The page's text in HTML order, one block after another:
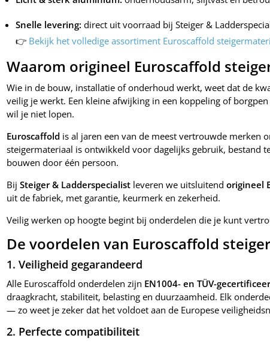
Snelle levering: direct uit voorraad bij Steiger &
👉 Bekijk het volledige assortiment Euroscaffold
Waarom origineel Euroscaffold
Wie in de bouw, installatie of onderhoud werkt, weet dat de
veilig je werkt. Een kleine afwijking in een koppeling of
wil je niet lopen.
Euroscaffold is al jaren een van de meest vertrouwde merken
steigermateriaal is ontwikkeld voor dagelijks gebruik, bestand
bouwen door één persoon.
BijSteiger & Ladderspecialist leveren we uitsluitendorigineel
uit de fabriek, met garantie, keurmerk en zekerheid.
Veilig werken op hoogte begint bij onderdelen die je kunt
De voordelen van Euroscaffold
1. Veiligheid gegarandeerd
Alle Euroscaffold onderdelen zijn EN1004- en TÜV-
draagkracht, stabiliteit, belasting en duurzaamheid. Elk
— zo weet je zeker dat het voldoet aan de Europese
2. Perfecte compatibiliteit